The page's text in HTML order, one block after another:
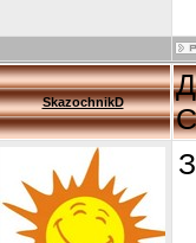
SkazochnikD